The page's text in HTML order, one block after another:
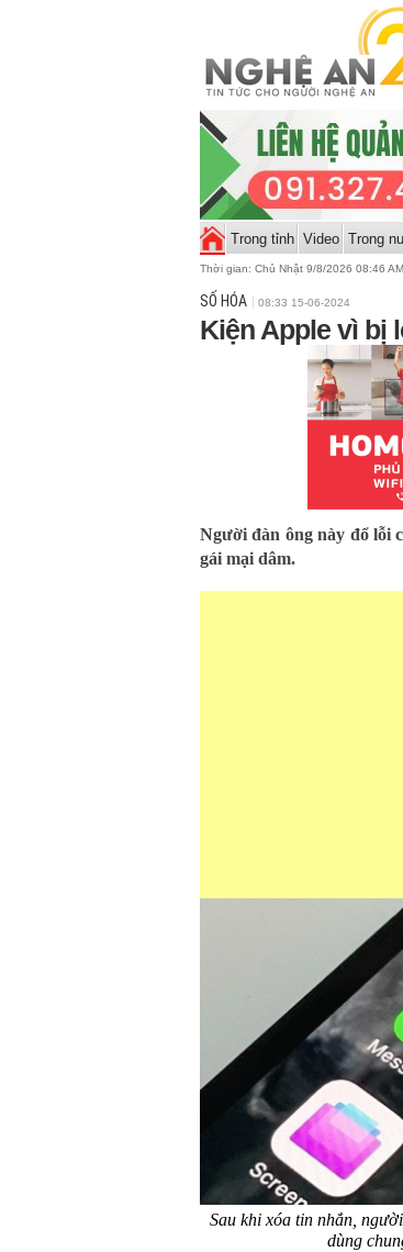
Trong tỉnh Video Trong
Thời gian: Chủ Nhật 9/8/2026 08:46 AM
SỐ HÓA 08:33 15-06-2024
Kiện Apple vì bị
Người đàn ông này đổ lỗi
gái mại dâm.
Sau khi xóa tin nhắn,
dùng